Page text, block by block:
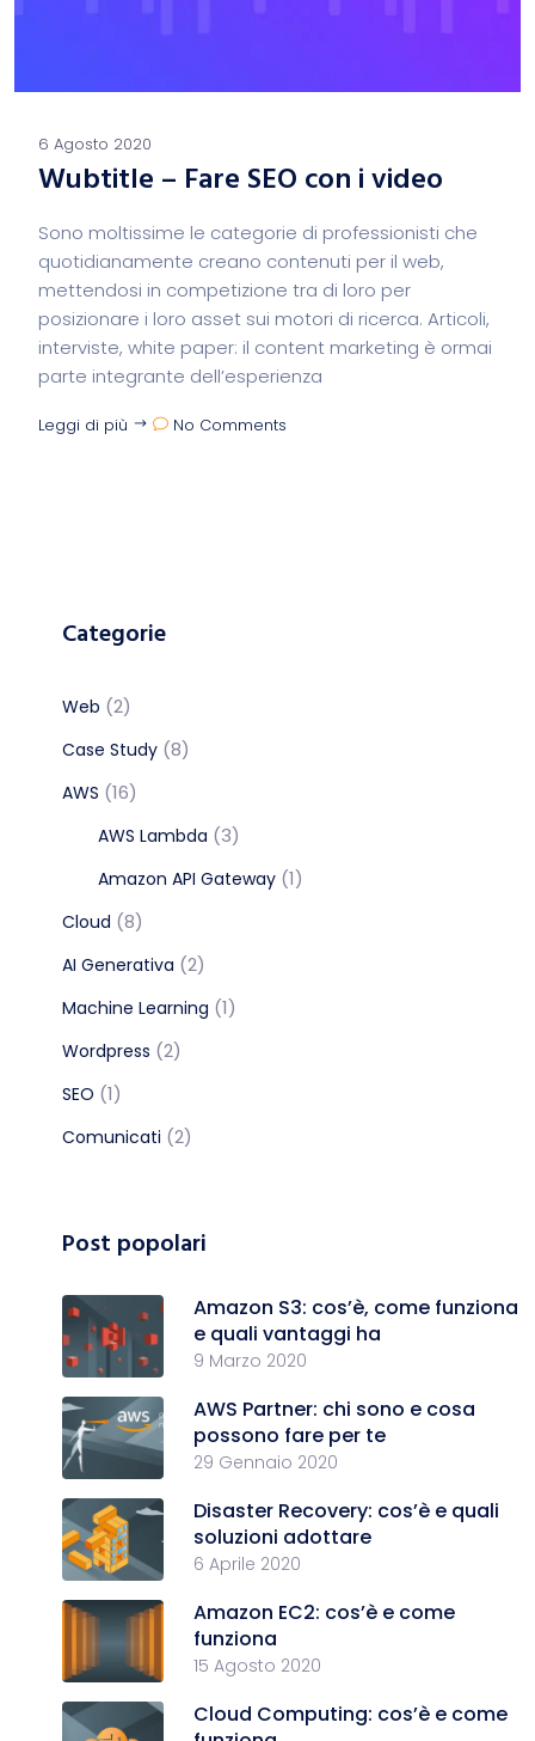
6 Agosto 2020
Wubtitle – Fare SEO con i video
Sono moltissime le categorie di professionisti che
quotidianamente creano contenuti per il web,
mettendosi in competizione tra di loro per
posizionare i loro asset sui motori di ricerca. Articoli,
interviste, white paper: il content marketing è ormai
parte integrante dell’esperienza
Leggi di più No Comments
Categorie
Web (2)
Case Study (8)
AWS (16)
AWS Lambda (3)
Amazon API Gateway (1)
Cloud (8)
AI Generativa (2)
Machine Learning (1)
Wordpress (2)
SEO (1)
Comunicati (2)
Post popolari
Amazon S3: cos’è, come funziona
e quali vantaggi ha
9 Marzo 2020
AWS Partner: chi sono e cosa
possono fare per te
29 Gennaio 2020
Disaster Recovery: cos’è e quali
soluzioni adottare
6 Aprile 2020
Amazon EC2: cos’è e come
funziona
15 Agosto 2020
Cloud Computing: cos’è e come